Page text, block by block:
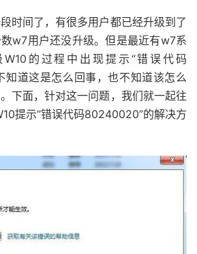
时间了，有很多用户都已经升级到了
w7用户还没升级。但是最近有w7系
的过程中出现提示“错误代码
知道这是怎么回事，也不知道该怎么
下面，针对这一问题，我们就一起往
提示“错误代码80240020”的解决方